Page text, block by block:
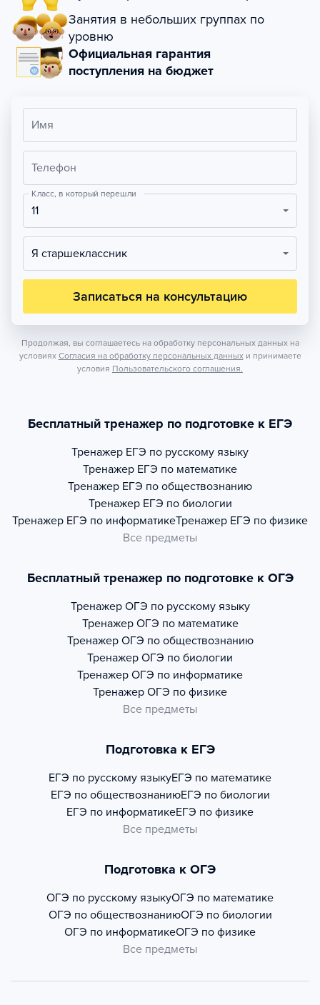
Занятия в небольших группах по
уровню
Официальная гарантия
поступления на бюджет
Имя
Телефон
Класс, в который перешли
11
Я старшеклассник
Записаться на консультацию
Продолжая, вы соглашаетесь на обработку персональных данных на
условиях Согласия на обработку персональных данных и принимаете
условия Пользовательского соглашения.
Бесплатный тренажер по подготовке к ЕГЭ
Тренажер ЕГЭ по русскому языку
Тренажер ЕГЭ по математике
Тренажер ЕГЭ по обществознанию
Тренажер ЕГЭ по биологии
Тренажер ЕГЭ по информатикеТренажер ЕГЭ по физике
Все предметы
Бесплатный тренажер по подготовке к ОГЭ
Тренажер ОГЭ по русскому языку
Тренажер ОГЭ по математике
Тренажер ОГЭ по обществознанию
Тренажер ОГЭ по биологии
Тренажер ОГЭ по информатике
Тренажер ОГЭ по физике
Все предметы
Подготовка к ЕГЭ
ЕГЭ по русскому языкуЕГЭ по математике
ЕГЭ по обществознаниюЕГЭ по биологии
ЕГЭ по информатикеЕГЭ по физике
Все предметы
Подготовка к ОГЭ
ОГЭ по русскому языкуОГЭ по математике
ОГЭ по обществознаниюОГЭ по биологии
ОГЭ по информатикеОГЭ по физике
Все предметы